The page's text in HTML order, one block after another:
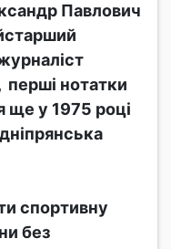
Павлович
нотатки
ще у 1975 році
спортивну
без